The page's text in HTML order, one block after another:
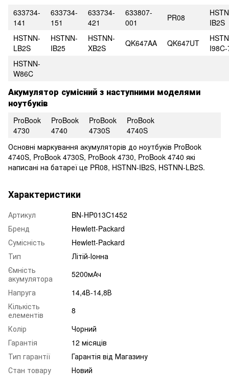
633734-
141
633734-
151
633734-
421
633807-
001
PR08
IB2S
HSTNN-
LB2S
HSTNN-
IB25
HSTNN-
XB2S
QK647AA QK647UT
HSTNN-
W86C
Акумулятор сумісний з наступними моделями
ноутбуків
ProBook
4730
ProBook
4740
ProBook
4730S
ProBook
4740S
Основні маркування акумуляторів до ноутбуків ProBook
4740S, ProBook 4730S, ProBook 4730, ProBook 4740 які
написані на батареї це PR08, HSTNN-IB2S, HSTNN-LB2S.
Характеристики
Артикул
BN-HP013C1452
Бренд
Hewlett-Packard
Сумісність
Hewlett-Packard
Тип
Літій-Іонна
Ємність
акумулятора
5200мАч
Напруга
14,4В-14,8В
Кількість
елементів
8
Колір
Чорний
Гарантія
12 місяців
Тип гарантії
Гарантія від Магазину
Стан товару
Новий